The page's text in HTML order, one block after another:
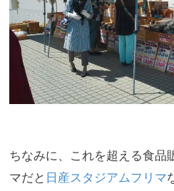
ちなみに、これを超える食品
マだと 日産スタジアムフリマ